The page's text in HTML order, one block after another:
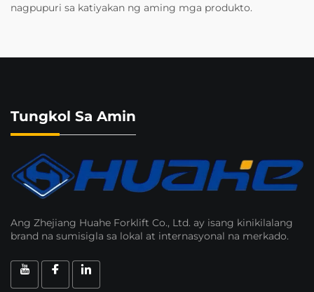
nagpupuri sa katiyakan ng aming mga produkto.
Tungkol Sa Amin
Ang Zhejiang Huahe Forklift Co., Ltd. ay isang kinikilalang
brand na sumisigla sa lokal at internasyonal na merkado.